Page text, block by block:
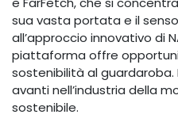
sua vasta portata e il
all’approccio innovativo di
piattaforma offre
sostenibilità al guardaroba.
avanti nell’industria della
sostenibile.